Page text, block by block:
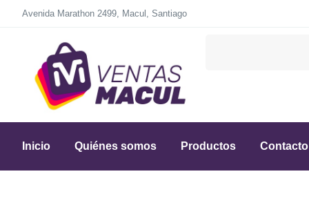
Avenida Marathon 2499, Macul, Santiago
Inicio Quiénes somos Productos Contacto